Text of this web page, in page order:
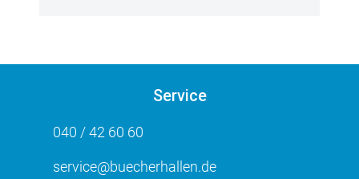
Service
040 / 42 60 60
service@buecherhallen.de